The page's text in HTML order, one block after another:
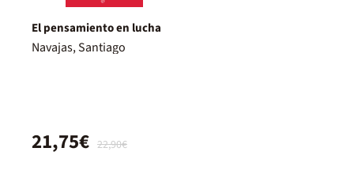
El pensamiento en lucha
Navajas, Santiago
22,90€
21,75€